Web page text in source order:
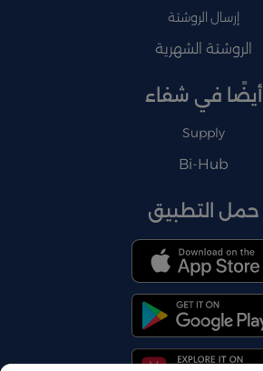
إرسال الروشتة
الروشتة الشهرية
أيضًا في شفاء
Supply
Bi-Hub
حمل التطبيق